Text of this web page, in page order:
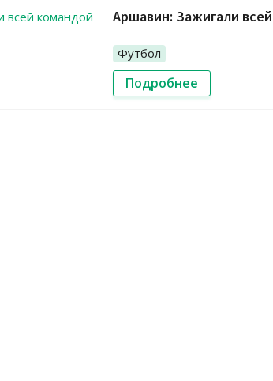
Аршавин: Зажигали
Футбол
Подробнее